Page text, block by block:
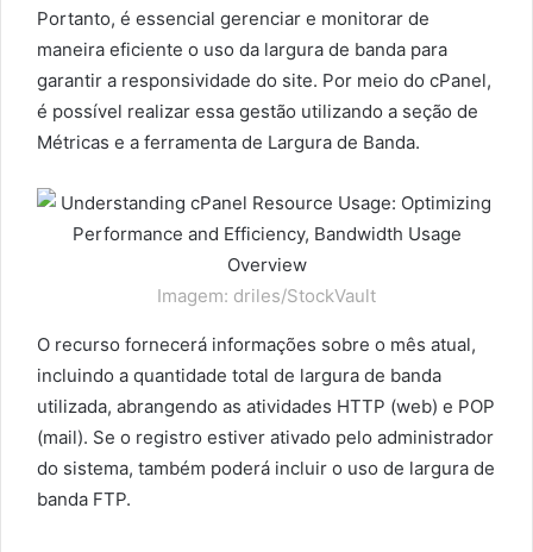
Portanto, é essencial gerenciar e monitorar de
maneira eficiente o uso da largura de banda para
garantir a responsividade do site. Por meio do cPanel,
é possível realizar essa gestão utilizando a seção de
Métricas e a ferramenta de Largura de Banda.
Imagem: driles/StockVault
O recurso fornecerá informações sobre o mês atual,
incluindo a quantidade total de largura de banda
utilizada, abrangendo as atividades HTTP (web) e POP
(mail). Se o registro estiver ativado pelo administrador
do sistema, também poderá incluir o uso de largura de
banda FTP.